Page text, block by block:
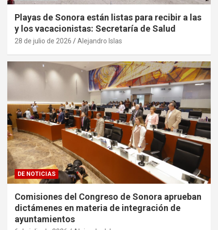
Playas de Sonora están listas para recibir a las
y los vacacionistas: Secretaría de Salud
28 de julio de 2026 Alejandro Islas
DE NOTICIAS
Comisiones del Congreso de Sonora aprueban
dictámenes en materia de integración de
ayuntamientos